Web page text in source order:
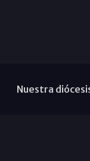
Nuestra